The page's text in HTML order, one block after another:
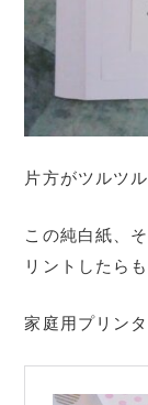
片方がツルツ
この純白紙、
リントしたら
家庭用プリン